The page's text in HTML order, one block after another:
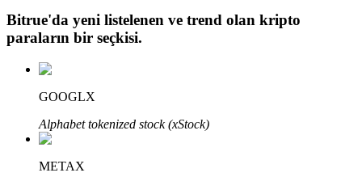
Bitrue'da yeni listelenen ve trend olan kripto
paraların bir seçkisi.
GOOGLX
Alphabet tokenized stock (xStock)
METAX